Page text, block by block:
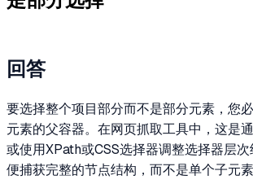
回答
要选择整个项目部分而不是部分元素，您
元素的父容器。在网页抓取工具中，这是
或使用XPath或CSS选择器调整选择器层
便捕获完整的节点结构，而不是单个子元素